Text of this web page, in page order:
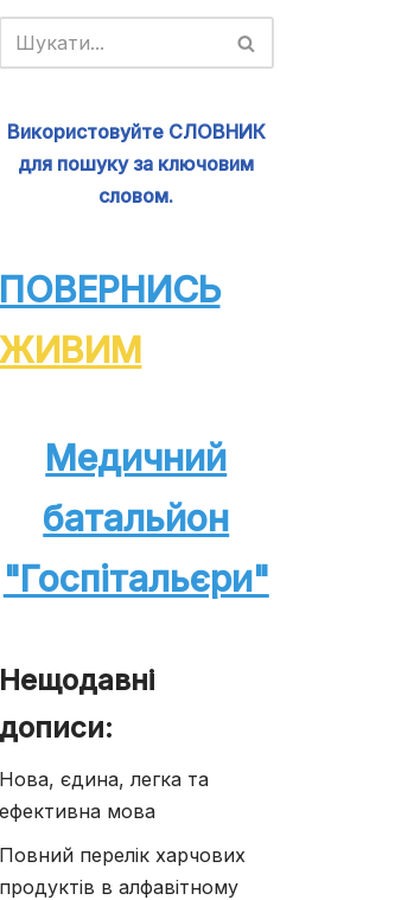
Використовуйте СЛОВНИК
для пошуку за ключовим
словом.
ПОВЕРНИСЬ
ЖИВИМ
Медичний
батальйон
"Госпітальєри"
Нещодавні
дописи:
Нова, єдина, легка та
ефективна мова
Повний перелік харчових
продуктів в алфавітному